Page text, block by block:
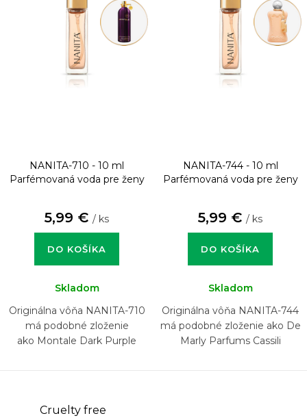
NANITA-710 - 10 ml
Parfémovaná voda pre ženy
5,99 € / ks
DO KOŠÍKA
Skladom
Originálna vôňa NANITA-710
má podobné zloženie
ako Montale Dark Purple
NANITA-744 - 10 ml
Parfémovaná voda pre ženy
5,99 € / ks
DO KOŠÍKA
Skladom
Originálna vôňa NANITA-744
má podobné zloženie ako De
Marly Parfums Cassili
Cruelty free